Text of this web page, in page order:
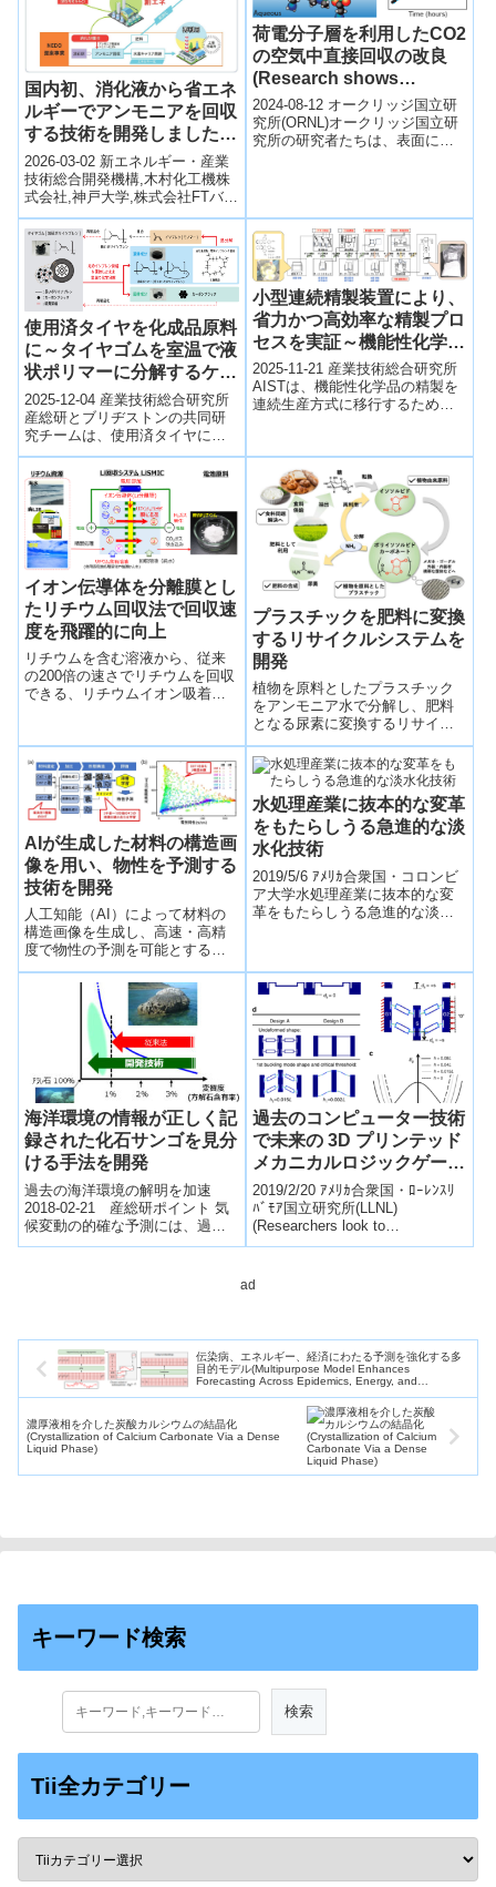
国内初、消化液から省エネ
ルギーでアンモニアを回収
する技術を開発しました
―バイオガス発電分野で、
より一層の温室効果ガスの
排出量削減に貢献します―
2026-03-02 新エネルギー・産業
技術総合開発機構,木村化工機株
式会社,神戸大学,株式会社FTバイ
オパワーNEDOの助成の下、木村
化工機株式会社、神戸大学...
荷電分子層を利用したCO2
の空気中直接回収の改良
(Research shows
improved direct air
capture of CO2 using
charged molecule layers)
2024-08-12 オークリッジ国立研
究所(ORNL)オークリッジ国立研
究所の研究者たちは、表面に小
使用済タイヤを化成品原料
に～タイヤゴムを室温で液
状ポリマーに分解するケミ
カルリサイクル技術を開発
～
2025-12-04 産業技術総合研究所
産総研とブリヂストンの共同研
究チームは、使用済タイヤに含
まれる加硫ポリイソプレンゴム
を室温で液状化できる新しいケ
ミカルリ...
小型連続精製装置により、
省力かつ高効率な精製プロ
セスを実証～機能性化学品
の精製を連続生産方式に移
行するための検証の場を提
供～
2025-11-21 産業技術総合研究所
AISTは、機能性化学品の精製を
連続生産方式に移行するための
は、従...
イオン伝導体を分離膜とし
たリチウム回収法で回収速
度を飛躍的に向上
リチウムを含む溶液から、従来
の200倍の速さでリチウムを回収
できる、リチウムイオン吸着性
プラスチックを肥料に変換
するリサイクルシステムを
開発
植物を原料としたプラスチック
をアンモニア水で分解し、肥料
となる尿素に変換するリサイク
ルシステムを開発。リサイクル
システムで生成した尿素が植物
の成長促進につながることを実
証。
AIが生成した材料の構造画
像を用い、物性を予測する
技術を開発
人工知能（AI）によって材料の
構造画像を生成し、高速・高精
度で物性の予測を可能とする技
術を開発した。
水処理産業に抜本的な変革
をもたらしうる急進的な淡
水化技術
2019/5/6 ｱﾒﾘｶ合衆国・コロンビ
ア大学水処理産業に抜本的な変
革をもたらしうる急進的な淡水
海洋環境の情報が正しく記
録された化石サンゴを見分
ける手法を開発
過去の海洋環境の解明を加速
2018-02-21 産総研ポイント 気
候変動の的確な予測には、過去
の海洋環境を正確に記録してい
過去のコンピューター技術
で未来の 3D プリンテッド
メカニカルロジックゲート
を作る
2019/2/20 ｱﾒﾘｶ合衆国・ﾛｰﾚﾝｽﾘ
ﾊﾞﾓｱ国立研究所(LLNL)
(Researchers look to
computing’s past to ...
ad
伝染病、エネルギー、経済にわたる予測を強化する多
目的モデル(Multipurpose Model Enhances
Forecasting Across Epidemics, Energy, and
濃厚液相を介した炭酸カルシウムの結晶化
(Crystallization of Calcium Carbonate Via a Dense
Liquid Phase)
キーワード検索
Tii全カテゴリー